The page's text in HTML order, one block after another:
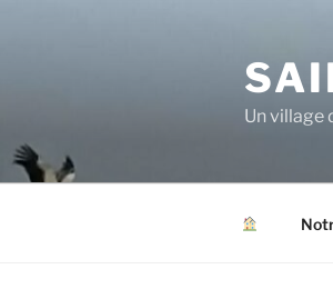
Un village